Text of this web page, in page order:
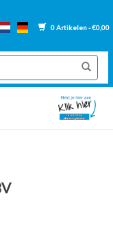
0 Artikelen - €0,00